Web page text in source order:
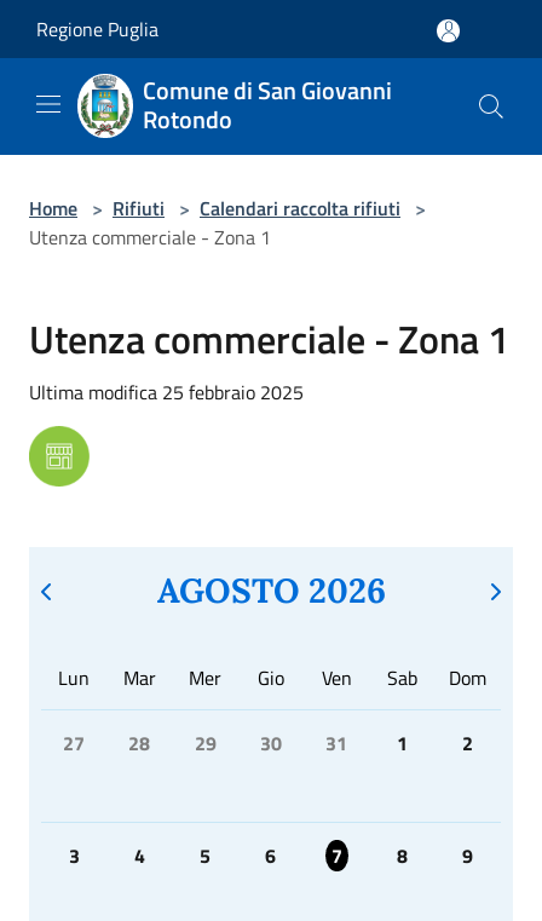
Regione Puglia
Comune di San Giovanni
Rotondo
Home > Rifiuti > Calendari raccolta rifiuti >
Utenza commerciale - Zona 1
Utenza commerciale - Zona 1
Ultima modifica 25 febbraio 2025
AGOSTO 2026
Lun Mar Mer Gio Ven Sab Dom
27 28 29 30 31 1 2
3 4 5 6 7 8 9